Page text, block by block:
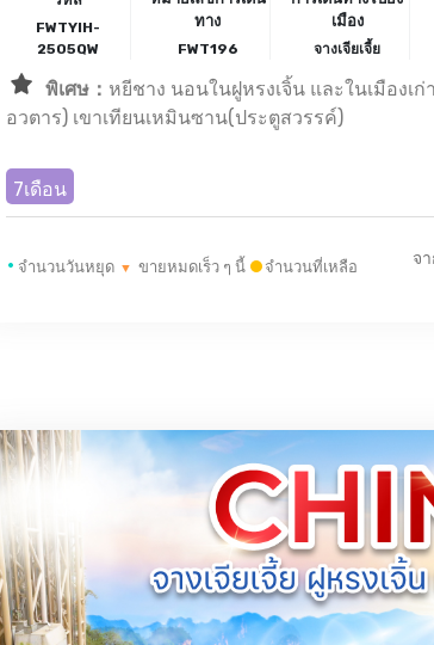
FWTYIH-
2505QW
ทาง
FWT196
เมือง
จางเจียเจี้ย
พิเศษ： หยีชาง นอนในฝูหรงเจิ้น และในเมืองเก่
อวตาร) เขาเทียนเหมินซาน(ประตูสวรรค์)
7เดือน
• จำนวนวันหยุด ▼ ขายหมดเร็ว ๆ นี้ จำนวนที่เหลือ จ